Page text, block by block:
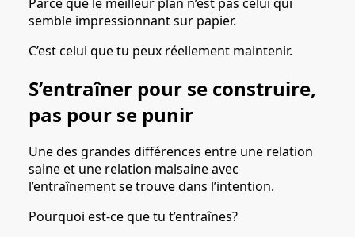
semble impressionnant sur papier.
C’est celui que tu peux réellement maintenir.
S’entraîner pour se construire,
pas pour se punir
Une des grandes différences entre une relation
saine et une relation malsaine avec
l’entraînement se trouve dans l’intention.
Pourquoi est-ce que tu t’entraînes?